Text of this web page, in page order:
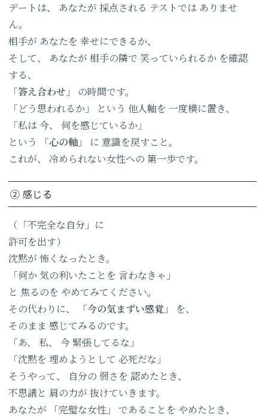
デートは、
あなたが 採点される テストでは ありませ
ん。
相手が あなたを 幸せにできるか、
そして、
あなたが 相手の隣で 笑っていられるか を確認
する、
「答え合わせ」
の時間です。
「どう思われるか」
という 他人軸を 一度横に置き、
「私は 今、
何を感じているか」
という
「心の軸」 に 意識を戻すこと。
これが、
冷められない女性への 第一歩です。
② 感じる
（「不完全な自分」に
許可を出す）
沈黙が 怖くなったとき。
「何か 気の利いたことを 言わなきゃ」
と 焦るのを やめてみてください。
その代わりに、
「今の気まずい感覚」
を、
そのまま 感じてみるのです。
「あ、
私、 今 緊張してるな」
「沈黙を 埋めようとして 必死だな」
そうやって、
自分の 弱さを 認めたとき、
不思議と 肩の力が 抜けていきます。
あなたが
「完璧な女性」 であることを やめたとき、